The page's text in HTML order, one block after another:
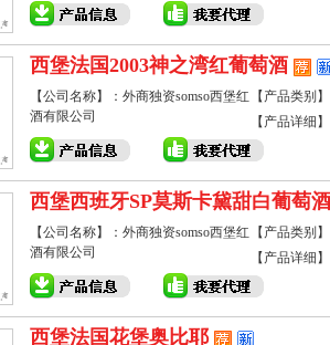
西堡法国2003神之湾红葡萄酒
【公司名称】：外商独资somso西堡红
酒有限公司
【产品类别
【产品详细
西堡西班牙SP莫斯卡黛甜白葡萄酒
【公司名称】：外商独资somso西堡红
酒有限公司
【产品类别
【产品详细
西堡法国花堡奥比耶